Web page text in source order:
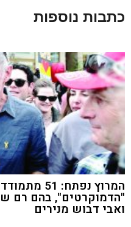
כתבות נוספות
המרוץ
"הדמוקרטים", בהם רם
ואבי דבוש מנירים